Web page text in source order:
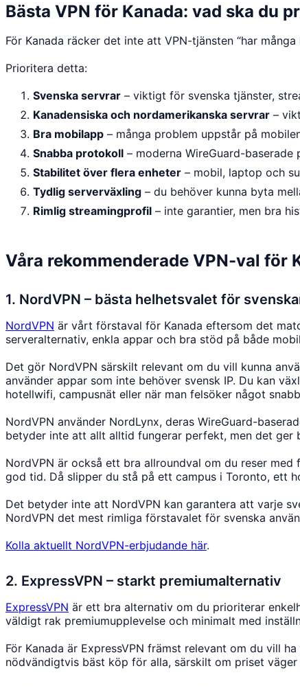
Bästa VPN för Kanada: vad ska du
För Kanada räcker det inte att VPN-tjänsten “har
Prioritera detta:
Svenska servrar – viktigt för svenska tjänster,
Kanadensiska och nordamerikanska servrar –
Bra mobilapp – många problem uppstår på
Snabba protokoll – moderna WireGuard-
Stabilitet över flera enheter – mobil, laptop och
Tydlig serverväxling – du behöver kunna byta
Rimlig streamingprofil – inte garantier, men bra
Våra rekommenderade VPN-val för
1. NordVPN – bästa helhetsvalet för
NordVPN är vårt förstaval för Kanada eftersom det
serveralternativ, enkla appar och bra stöd på både
Det gör NordVPN särskilt relevant om du vill kunna
använder appar som inte behöver svensk IP. Du kan
hotellwifi, campusnät eller när man felsöker något
NordVPN använder NordLynx, deras WireGuard-
betyder inte att allt alltid fungerar perfekt, men det ger
NordVPN är också ett bra allroundval om du reser
god tid. Då slipper du stå på ett campus i Toronto, ett
Det betyder inte att NordVPN kan garantera att varje
NordVPN det mest rimliga förstavalet för svenska
Kolla aktuellt NordVPN-erbjudande här.
2. ExpressVPN – starkt premiumalternativ
ExpressVPN är ett bra alternativ om du prioriterar
väldigt rak premiumupplevelse och minimalt med
För Kanada är ExpressVPN främst relevant om du vill
nödvändigtvis bäst köp för alla, särskilt om priset väger